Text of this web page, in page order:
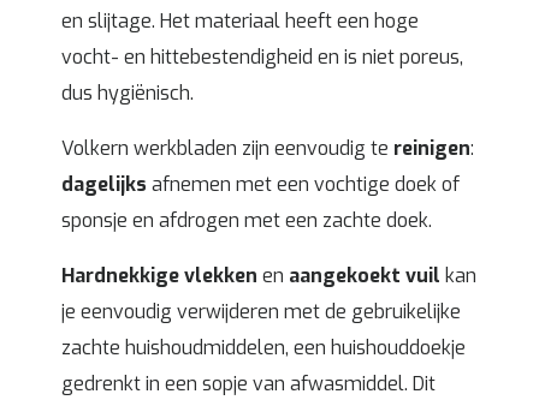
en slijtage. Het materiaal heeft een hoge
vocht- en hittebestendigheid en is niet poreus,
dus hygiënisch.
Volkern werkbladen zijn eenvoudig te reinigen:
dagelijks afnemen met een vochtige doek of
sponsje en afdrogen met een zachte doek.
Hardnekkige vlekken en aangekoekt vuil kan
je eenvoudig verwijderen met de gebruikelijke
zachte huishoudmiddelen, een huishouddoekje
gedrenkt in een sopje van afwasmiddel. Dit